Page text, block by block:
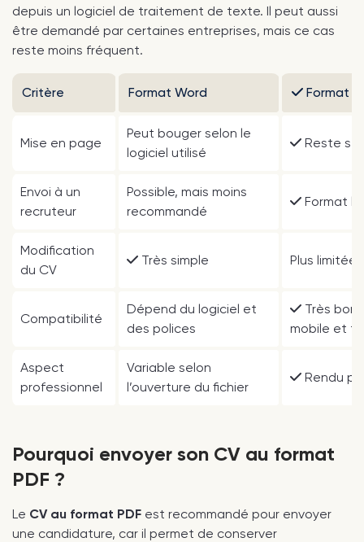
depuis un logiciel de traitement de texte. Il peut aussi
être demandé par certaines entreprises, mais ce cas
reste moins fréquent.
Critère Format Word Format
Mise en page
Peut bouger selon le
logiciel utilisé
Reste
Envoi à un
recruteur
Possible, mais moins
recommandé
Format
Modification
du CV
Très simple Plus limitée
Compatibilité
Dépend du logiciel et
des polices
Très
mobile et
Aspect
professionnel
Variable selon
l’ouverture du fichier
Rendu
Pourquoi envoyer son CV au format
PDF ?
Le CV au format PDF est recommandé pour envoyer
une candidature, car il permet de conserver